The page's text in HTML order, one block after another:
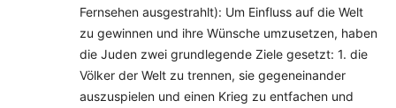
Fernsehen ausgestrahlt): Um Einfluss auf die Welt
zu gewinnen und ihre Wünsche umzusetzen, haben
die Juden zwei grundlegende Ziele gesetzt: 1. die
Völker der Welt zu trennen, sie gegeneinander
auszuspielen und einen Krieg zu entfachen und